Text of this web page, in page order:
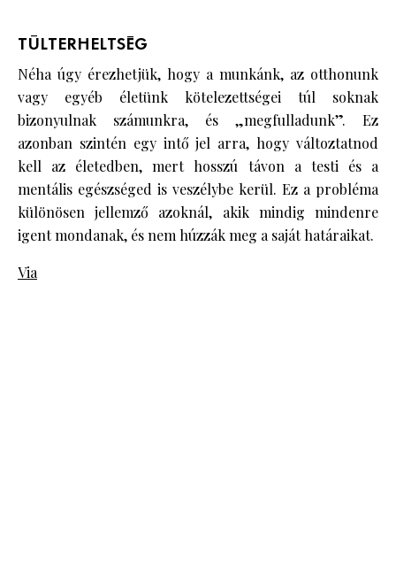
TÚLTERHELTSÉG
Néha úgy érezhetjük, hogy a munkánk, az otthonunk
vagy egyéb életünk kötelezettségei túl soknak
bizonyulnak számunkra, és „megfulladunk”. Ez
azonban szintén egy intő jel arra, hogy változtatnod
kell az életedben, mert hosszú távon a testi és a
mentális egészséged is veszélybe kerül. Ez a probléma
különösen jellemző azoknál, akik mindig mindenre
igent mondanak, és nem húzzák meg a saját határaikat.
Via